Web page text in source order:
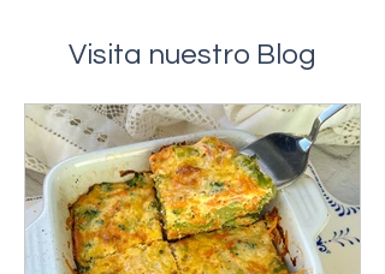
Visita nuestro Blog